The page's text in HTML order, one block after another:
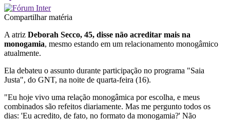
Compartilhar matéria
A atriz Deborah Secco, 45, disse não acreditar mais na
monogamia, mesmo estando em um relacionamento monogâmico
atualmente.
Ela debateu o assunto durante participação no programa "Saia
Justa", do GNT, na noite de quarta-feira (16).
"Eu hoje vivo uma relação monogâmica por escolha, e meus
combinados são refeitos diariamente. Mas me pergunto todos os
dias: 'Eu acredito, de fato, no formato da monogamia?' Não